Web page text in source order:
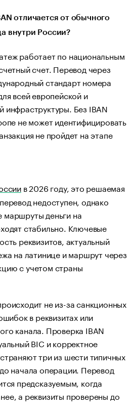
отличается от обычного
внутри России?
работает по национальным
счет. Перевод через
стандарт номера
всей европейской и
инфраструктуры. Без IBAN
не может идентифицировать
не пройдет на этапе
в 2026 году, это решаемая
недоступен, однако
деньги на
стабильно. Ключевые
реквизитов, актуальный
на латинице и маршрут через
с учетом страны
не из-за санкционных
в реквизитах или
канала. Проверка IBAN
BIC и корректное
три из шести типичных
начала операции. Перевод
предсказуемым, когда
а реквизиты проверены до